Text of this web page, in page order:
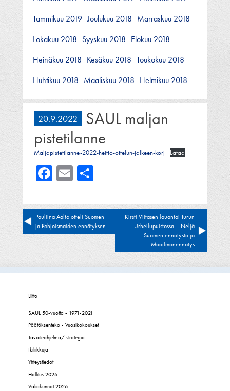
Tammikuu 2019 Joulukuu 2018 Marraskuu 2018
Lokakuu 2018 Syyskuu 2018 Elokuu 2018
Heinäkuu 2018 Kesäkuu 2018 Toukokuu 2018
Huhtikuu 2018 Maaliskuu 2018 Helmikuu 2018
20.9.2022
SAUL maljan
pistetilanne
Maljapistetilanne-2022-heitto-ottelun-jalkeen-korj Lataa
Facebook
Email
Artikkelien
selaus
Pauliina Aalto otteli Suomen
ja Pohjoismaiden ennätyksen
Kirsti Viitasen lauantai Turun
Urheilupuistossa – Neljä
Suomen ennätystä ja
Maailmanennätys
Liitto
SAUL 50-vuotta - 1971-2021
Päätöksenteko - Vuosikokoukset
Tavoiteohjelma/ strategia
Ikiliikkuja
Yhteystiedot
Hallitus 2026
Valiokunnat 2026